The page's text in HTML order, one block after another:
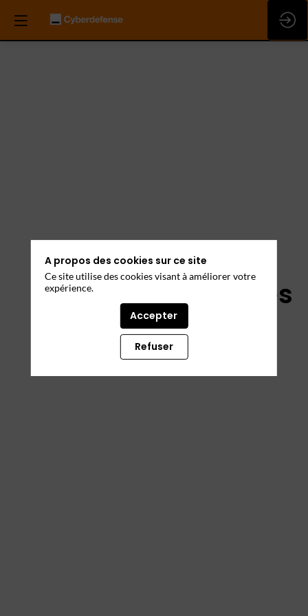
Mentions Légales
A propos des cookies sur ce site
Ce site utilise des cookies visant à améliorer votre
expérience.
Accepter
Refuser